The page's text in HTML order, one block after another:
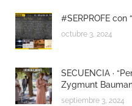
#SERPROFE con
octubre 3, 2024
SECUENCIA ·
Zygmunt
septiembre 3, 2024